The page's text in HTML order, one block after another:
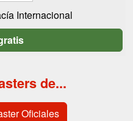
Internacional
de...
Oficiales